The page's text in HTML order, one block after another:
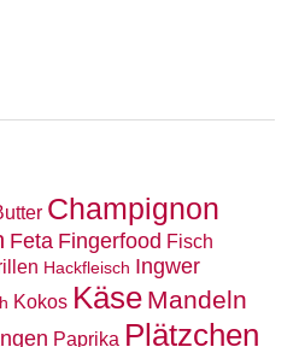
Champignon
Feta Fingerfood Fisch
Hackfleisch Ingwer
Kokos Käse Mandeln
Paprika Plätzchen